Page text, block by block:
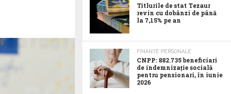
Titlurile de stat Tezaur
revin cu dobânzi de până
la 7,15% pe an
FINANȚE PERSONALE
CNPP: 882.735 beneficiari
de indemnizație socială
pentru pensionari, în iunie
2026